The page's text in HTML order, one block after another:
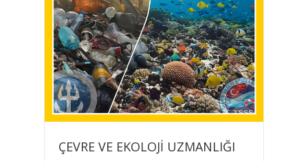
ÇEVRE VE EKOLOJİ UZMANLIĞI